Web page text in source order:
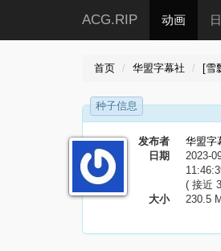
ACG.RIP 动画
首页 华盟字幕社 [雪
种子信息
发布者
华盟字
日期
2023-
( 接近
大小
230.5